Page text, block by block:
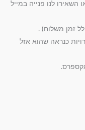
השאירו לנו פנייה במייל
כנראה שהוא אזל